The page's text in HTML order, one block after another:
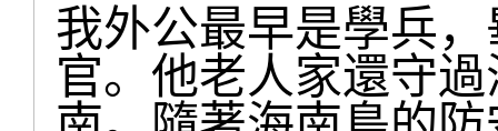
我外公最早是學兵
官。他老人家還守